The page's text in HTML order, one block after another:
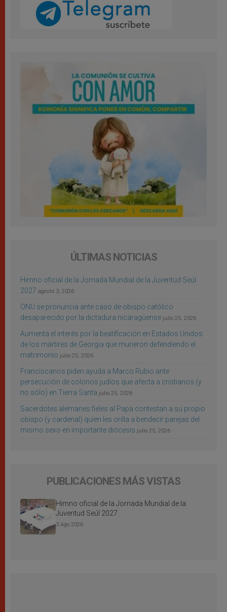
ÚLTIMAS NOTICIAS
Himno oficial de la Jornada Mundial de la Juventud Seúl
2027 agosto 3, 2026
ONU se pronuncia ante caso de obispo católico
desaparecido por la dictadura nicaragüense julio 25, 2026
Aumenta el interés por la beatificación en Estados Unidos
de los mártires de Georgia que murieron defendiendo el
matrimonio julio 25, 2026
Franciscanos piden ayuda a Marco Rubio ante
persecución de colonos judíos que afecta a cristianos (y
no sólo) en Tierra Santa julio 25, 2026
Sacerdotes alemanes fieles al Papa contestan a su propio
obispo (y cardenal) quien les orilla a bendecir parejas del
mismo sexo en importante diócesis julio 25, 2026
PUBLICACIONES MÁS VISTAS
Himno oficial de la Jornada Mundial de la
Juventud Seúl 2027
3 Ago 2026